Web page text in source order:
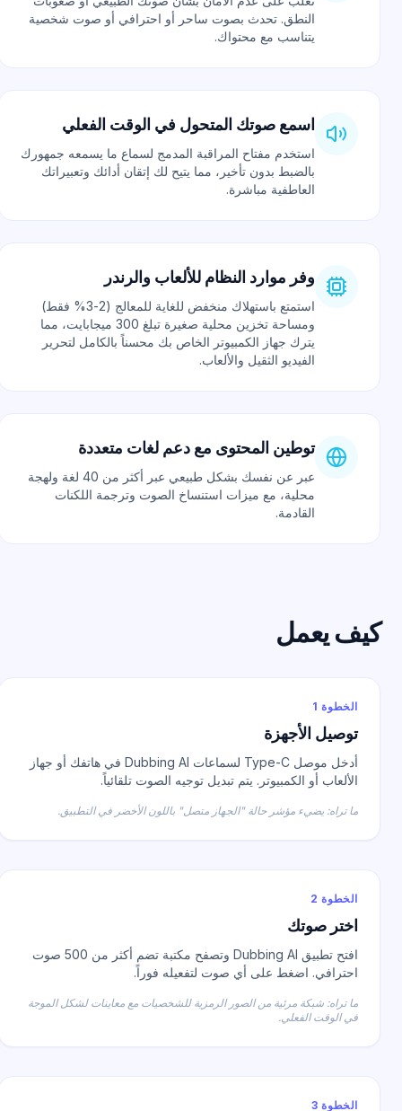
النطق. تحدث بصوت ساحر أو احترافي أو صوت شخصية
يتناسب مع محتواك.
اسمع صوتك المتحول في الوقت الفعلي
استخدم مفتاح المراقبة المدمج لسماع ما يسمعه جمهورك
بالضبط بدون تأخير، مما يتيح لك إتقان أدائك وتعبيراتك
العاطفية مباشرة.
وفر موارد النظام للألعاب والرندر
استمتع باستهلاك منخفض للغاية للمعالج (2-3% فقط)
ومساحة تخزين محلية صغيرة تبلغ 300 ميجابايت، مما
يترك جهاز الكمبيوتر الخاص بك محسناً بالكامل لتحرير
الفيديو الثقيل والألعاب.
توطين المحتوى مع دعم لغات متعددة
عبر عن نفسك بشكل طبيعي عبر أكثر من 40 لغة ولهجة
محلية، مع ميزات استنساخ الصوت وترجمة اللكنات
القادمة.
يعمل
الخطوة 1
توصيل الأجهزة
أدخل موصل Type-C لسماعات Dubbing AI في هاتفك أو جهاز
الألعاب أو الكمبيوتر. يتم تبديل توجيه الصوت تلقائياً.
ما تراه: يضيء مؤشر حالة "الجهاز متصل" باللون الأخضر في التطبيق.
الخطوة 2
اختر صوتك
افتح تطبيق Dubbing AI وتصفح مكتبة تضم أكثر من 500 صوت
احترافي. اضغط على أي صوت لتفعيله فوراً.
ما تراه: شبكة مرئية من الصور الرمزية للشخصيات مع معاينات لشكل الموجة
في الوقت الفعلي.
الخطوة 3